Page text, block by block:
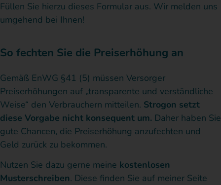
Füllen Sie hierzu dieses Formular aus. Wir melden uns
umgehend bei Ihnen!
So fechten Sie die Preiserhöhung an
Gemäß EnWG §41 (5) müssen Versorger
Preiserhöhungen auf „transparente und verständliche
Weise“ den Verbrauchern mitteilen. Strogon setzt
diese Vorgabe nicht konsequent um. Daher haben Sie
gute Chancen, die Preiserhöhung anzufechten und
Geld zurück zu bekommen.
Nutzen Sie dazu gerne meine kostenlosen
Musterschreiben. Diese finden Sie auf meiner Seite